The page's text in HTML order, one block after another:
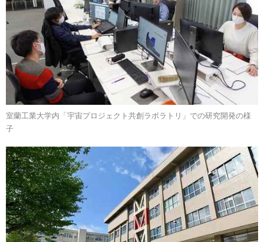
室蘭工業大学内「宇宙プロジェクト共創ラボラトリ」での研究開発の様
子